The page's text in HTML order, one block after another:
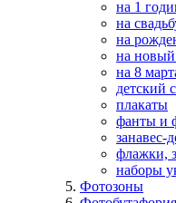
на 1
на
на
на новый
на 8
детский
плакаты
фанты и
занавес-
флажки,
наборы
Фотозоны